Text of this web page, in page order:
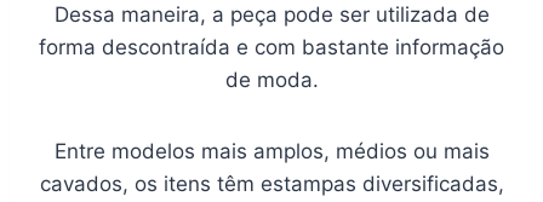
Dessa maneira, a peça pode ser utilizada de
forma descontraída e com bastante informação
de moda.
Entre modelos mais amplos, médios ou mais
cavados, os itens têm estampas diversificadas,